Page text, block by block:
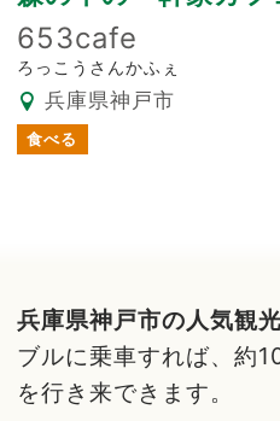
653cafe
ろっこうさんかふぇ
兵庫県神戸市
食べる
兵庫県神戸市の人気観
ブルに乗車すれば、約
を行き来できます。